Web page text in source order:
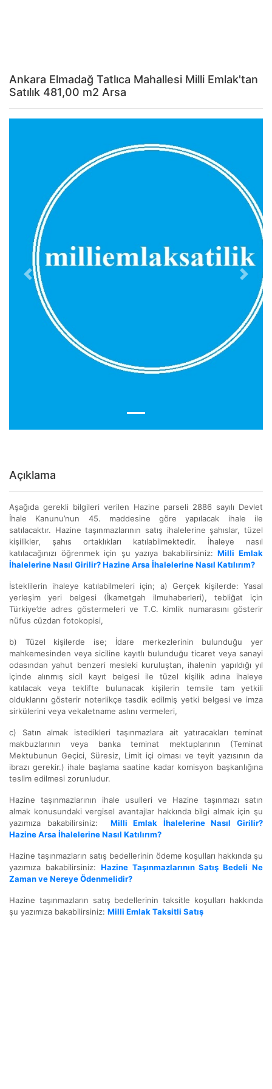
Ankara Elmadağ Tatlıca Mahallesi Milli Emlak'tan
Satılık 481,00 m2 Arsa
Previous Next
Açıklama
Aşağıda gerekli bilgileri verilen Hazine parseli 2886 sayılı Devlet
İhale Kanunu’nun 45. maddesine göre yapılacak ihale ile
satılacaktır. Hazine taşınmazlarının satış ihalelerine şahıslar, tüzel
kişilikler, şahıs ortaklıkları katılabilmektedir. İhaleye nasıl
katılacağınızı öğrenmek için şu yazıya bakabilirsiniz:Milli Emlak
İhalelerine Nasıl Girilir? Hazine Arsa İhalelerine Nasıl Katılırım?
İsteklilerin ihaleye katılabilmeleri için; a) Gerçek kişilerde: Yasal
yerleşim yeri belgesi (İkametgah ilmuhaberleri), tebliğat için
Türkiye’de adres göstermeleri ve T.C. kimlik numarasını gösterir
nüfus cüzdan fotokopisi,
b) Tüzel kişilerde ise; İdare merkezlerinin bulunduğu yer
mahkemesinden veya siciline kayıtlı bulunduğu ticaret veya sanayi
odasından yahut benzeri mesleki kuruluştan, ihalenin yapıldığı yıl
içinde alınmış sicil kayıt belgesi ile tüzel kişilik adına ihaleye
katılacak veya teklifte bulunacak kişilerin temsile tam yetkili
olduklarını gösterir noterlikçe tasdik edilmiş yetki belgesi ve imza
sirkülerini veya vekaletname aslını vermeleri,
c) Satın almak istedikleri taşınmazlara ait yatıracakları teminat
makbuzlarının veya banka teminat mektuplarının (Teminat
Mektubunun Geçici, Süresiz, Limit içi olması ve teyit yazısının da
ibrazı gerekir.) ihale başlama saatine kadar komisyon başkanlığına
teslim edilmesi zorunludur.
Hazine taşınmazlarının ihale usulleri ve Hazine taşınmazı satın
almak konusundaki vergisel avantajlar hakkında bilgi almak için şu
yazımıza bakabilirsiniz: Milli Emlak İhalelerine Nasıl Girilir?
Hazine Arsa İhalelerine Nasıl Katılırım?
Hazine taşınmazların satış bedellerinin ödeme koşulları hakkında şu
yazımıza bakabilirsiniz: Hazine Taşınmazlarının Satış Bedeli Ne
Zaman ve Nereye Ödenmelidir?
Hazine taşınmazların satış bedellerinin taksitle koşulları hakkında
şu yazımıza bakabilirsiniz: Milli Emlak Taksitli Satış